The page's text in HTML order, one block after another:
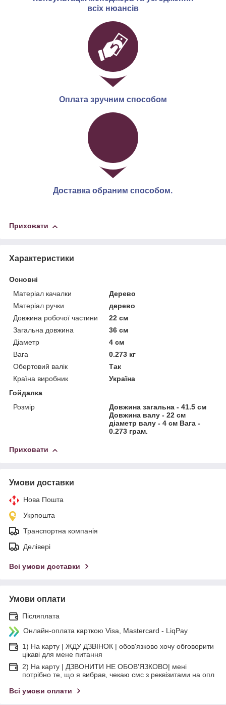
всіх нюансів
Оплата зручним способом
Доставка обраним способом.
Приховати
Характеристики
Основні
Матеріал качалки
Дерево
Матеріал ручки
дерево
Довжина робочої частини
22 см
Загальна довжина
36 см
Діаметр
4 см
Вага
0.273 кг
Обертовий валік
Так
Країна виробник
Україна
Гойдалка
Розмір
Довжина загальна - 41.5 см
Довжина валу - 22 см
діаметр валу - 4 см Вага -
0.273 грам.
Приховати
Умови доставки
Нова Пошта
Укрпошта
Транспортна компанія
Делівері
Всі умови доставки
Умови оплати
Післяплата
Онлайн-оплата карткою Visa, Mastercard - LiqPay
1) На карту | ЖДУ ДЗВІНОК | обов'язково хочу обговорити
цікаві для мене питання
2) На карту | ДЗВОНИТИ НЕ ОБОВ'ЯЗКОВО| мені
потрібно те, що я вибрав, чекаю смс з реквізитами на опл
Всі умови оплати